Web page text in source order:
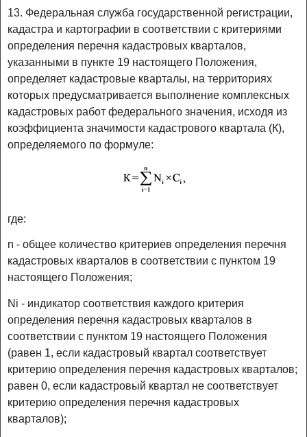
13. Федеральная служба государственной регистрации,
кадастра и картографии в соответствии с критериями
определения перечня кадастровых кварталов,
указанными в пункте 19 настоящего Положения,
определяет кадастровые кварталы, на территориях
которых предусматривается выполнение комплексных
кадастровых работ федерального значения, исходя из
коэффициента значимости кадастрового квартала (К),
определяемого по формуле:
где:
n - общее количество критериев определения перечня
кадастровых кварталов в соответствии с пунктом 19
настоящего Положения;
Ni - индикатор соответствия каждого критерия
определения перечня кадастровых кварталов в
соответствии с пунктом 19 настоящего Положения
(равен 1, если кадастровый квартал соответствует
критерию определения перечня кадастровых кварталов;
равен 0, если кадастровый квартал не соответствует
критерию определения перечня кадастровых
кварталов);